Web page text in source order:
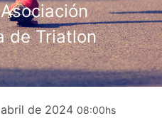
de Triatlon
de 2024 08:00hs